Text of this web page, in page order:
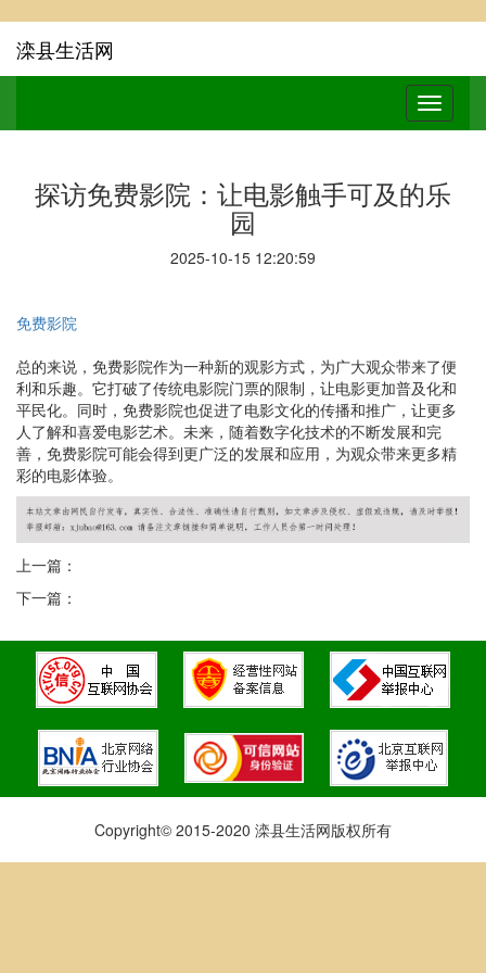
滦县生活网
探访免费影院：让电影触手可及的乐
园
2025-10-15 12:20:59
免费影院
总的来说，免费影院作为一种新的观影方式，为广大观众带来了便
利和乐趣。它打破了传统电影院门票的限制，让电影更加普及化和
平民化。同时，免费影院也促进了电影文化的传播和推广，让更多
人了解和喜爱电影艺术。未来，随着数字化技术的不断发展和完
善，免费影院可能会得到更广泛的发展和应用，为观众带来更多精
彩的电影体验。
上一篇：
下一篇：
Copyright© 2015-2020 滦县生活网版权所有